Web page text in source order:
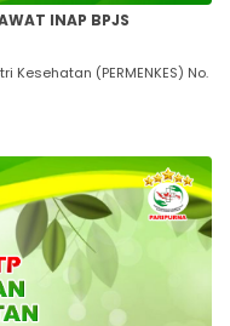
INAP BPJS
(PERMENKES) No.